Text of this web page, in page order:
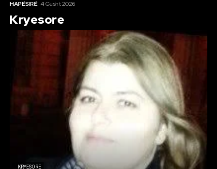
HAPËSIRË 4 Gusht 2026
Kryesore
KRYESORE